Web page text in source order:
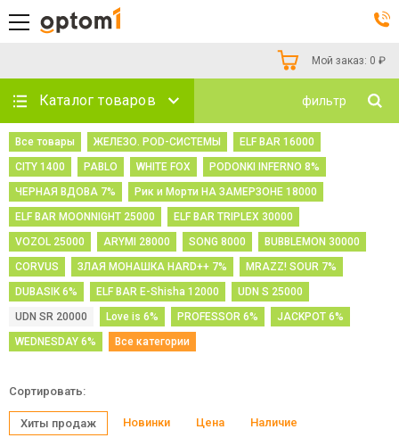
Мой заказ: 0 ₽
Каталог товаров фильтр
Все товары ЖЕЛЕЗО. POD-СИСТЕМЫ
ELF BAR 16000
CITY 1400
PABLO WHITE FOX
PODONKI INFERNO 8%
ЧЕРНАЯ ВДОВА 7%
Рик и Морти НА ЗАМЕРЗОНЕ 18000
ELF BAR MOONNIGHT 25000
ELF BAR TRIPLEX 30000
VOZOL 25000
ARYMI 28000 SONG 8000
BUBBLEMON 30000
CORVUS
ЗЛАЯ МОНАШКА HARD++ 7%
MRAZZ! SOUR 7%
DUBASIK 6%
ELF BAR E-Shisha 12000
UDN S 25000
UDN SR 20000
Love is 6% PROFESSOR 6%
JACKPOT 6%
WEDNESDAY 6%
Все категории
Сортировать:
Хиты продаж Новинки Цена Наличие